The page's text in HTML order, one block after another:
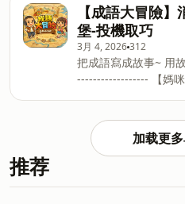
都用故事方式呈現， 更有助於記憶跟學
習。 . 有時上傳後隔一段時間， 發現語意
不通順的狀況， 會額外修正上傳~ 偶爾就
重新下載，會有驚喜喔 也歡迎來信給
~ . Apple | Spotify | Youtube | KKbox
搜尋：兒童故事-三國演義 .
day. ------------- 在家庭與事業之間拔河，
讓你感到疲憊嗎？ 聽
但你的心休息了嗎？
News Tarot 都在這
【成語大冒險
堡-投機取巧
3月 4, 2026312
把成語寫成故事~ 用故事認識成語~ -------
------------------ 【媽咪爹地辛苦了！除了
換身分， 有時候真的會懷疑人生：我到底
在哪？我要去哪？ 如果生活讓你迷航，讓
加载更
推荐